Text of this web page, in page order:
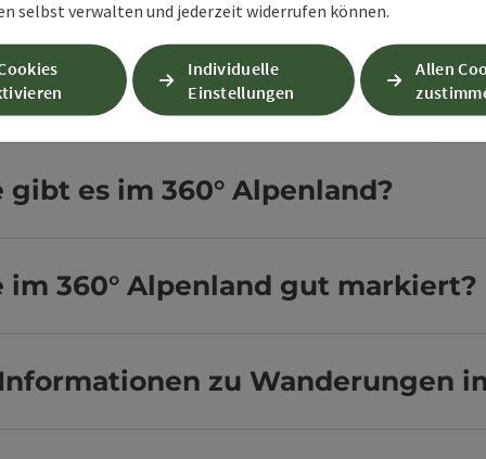
zum Wanderurlaub im
es im 360° Alpenland?
360° Alpenland gut markiert?
zu Wanderungen
selbst verwalten und jederzeit widerrufen können.
Individuelle
Einstellungen
Allen